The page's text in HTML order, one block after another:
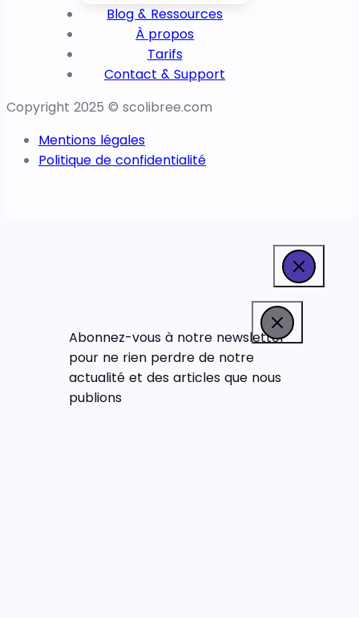
Blog & Ressources
À propos
Tarifs
Contact & Support
Copyright 2025 © scolibree.com
Mentions légales
Politique de confidentialité
Abonnez-vous à notre newsletter
pour ne rien perdre de notre
actualité et des articles que nous
publions